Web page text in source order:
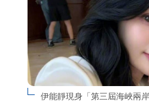
伊能靜現身「第三屆海峽兩